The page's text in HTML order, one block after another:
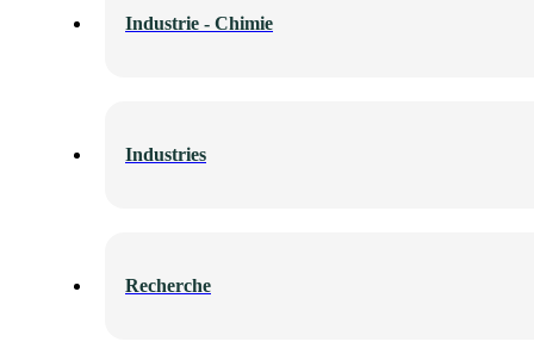
Industrie - Chimie
Industries
Recherche